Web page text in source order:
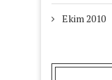
Ekim 2010